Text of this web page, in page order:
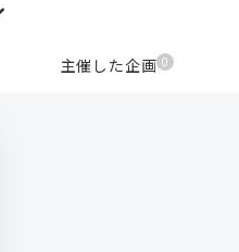
主催した企画 0